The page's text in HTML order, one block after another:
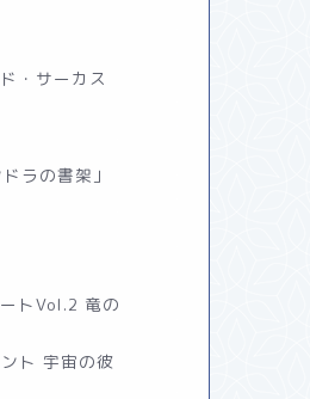
・サーカス
ラの書架」
トVol.2 竜の
ト 宇宙の彼